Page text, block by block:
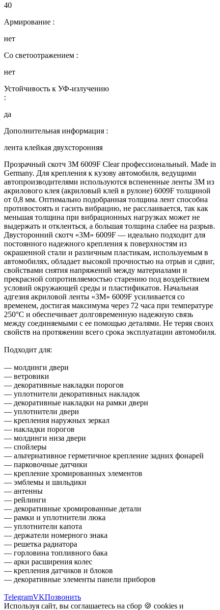
40
Армирование :
нет
Со светоотражением :
нет
Устойчивость к УФ-излучению
:
да
Дополнительная информация :
лента клейкая двухсторонняя
Прозрачный скотч 3М 6009F Clear профессиональный. Made in
Germany. Для крепления к кузову автомобиля, ведущими
автопроизводителями используются вспененные ленты 3М из
акрилового клея (акриловый клей в рулоне) 6009F толщиной
от 0,8 мм. Оптимально подобранная толщина лент способна
противостоять и гасить вибрацию, не расслаивается, так как
меньшая толщина при вибрационных нагрузках может не
выдержать и отклеиться, а большая толщина слабее на разрыв.
Двусторонний скотч «3М» 6009F — идеально подходит для
постоянного надежного крепления к поверхностям из
окрашенной стали и различным пластикам, используемым в
автомобилях, обладает высокой прочностью на отрыв и сдвиг,
свойствами снятия напряжений между материалами и
прекрасной сопротивляемостью старению под воздействием
условий окружающей среды и пластификатов. Начальная
адгезия акриловой ленты «3М» 6009F усиливается со
временем, достигая максимума через 72 часа при температуре
250°C и обеспечивает долговременную надежную связь
между соединяемыми с ее помощью деталями. Не теряя своих
свойств на протяжении всего срока эксплуатации автомобиля.
​Подходит для:
— молдинги двери
— ветровики
— декоративные накладки порогов
— уплотнители декоративных накладок
— декоративные накладки на рамки двери
— уплотнители двери
— крепления наружных зеркал
— накладки порогов
— молдинги низа двери
— спойлеры
— альтернативное герметичное крепление задних фонарей
— парковочные датчики
— крепление хромированных элементов
— эмблемы и шильдики
— антенны
— рейлинги
— декоративные хромированные детали
— рамки и уплотнители люка
— уплотнители капота
— держатели номерного знака
— решетка радиатора
— горловина топливного бака
— арки расширения колес
— крепления датчиков и блоков
— декоративные элементы панели приборов
TelegramVKПозвонить
Используя сайт, вы соглашаетесь на сбор 🍪 cookies и